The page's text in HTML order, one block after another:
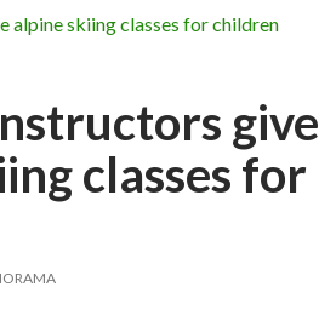
a
s
u
c
give
classes for